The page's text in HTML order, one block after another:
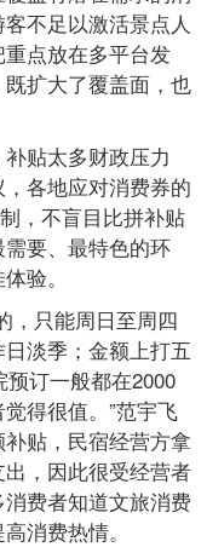
不足以激活景点人
点放在多平台发
扩大了覆盖面，也
贴太多财政压力
各地应对消费券的
，不盲目比拼补贴
要、最特色的环
验。
只能周日至周四
淡季；金额上打五
订一般都在2000
得很值。”范宇飞
贴，民宿经营方拿
，因此很受经营者
费者知道文旅消费
消费热情。